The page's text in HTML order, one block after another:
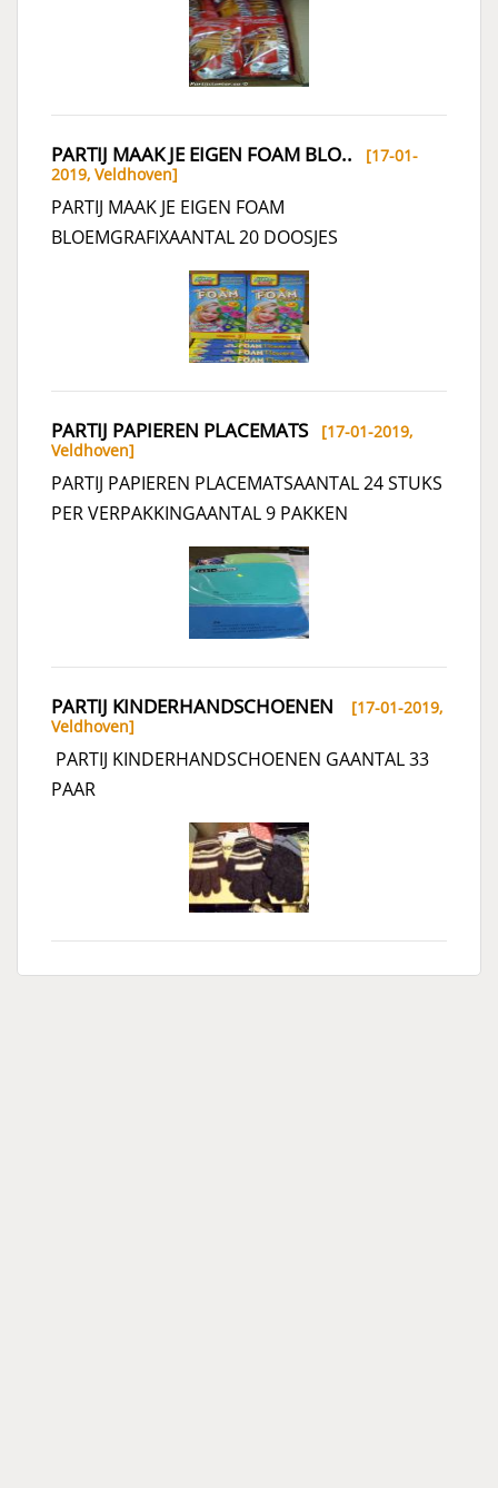
PARTIJ MAAK JE EIGEN FOAM BLO.. [17-01-
2019, Veldhoven]
PARTIJ MAAK JE EIGEN FOAM
BLOEMGRAFIXAANTAL 20 DOOSJES
PARTIJ PAPIEREN PLACEMATS[17-01-2019,
Veldhoven]
PARTIJ PAPIEREN PLACEMATSAANTAL 24 STUKS
PER VERPAKKINGAANTAL 9 PAKKEN
PARTIJ KINDERHANDSCHOENEN
[17-01-2019,
Veldhoven]
PARTIJ KINDERHANDSCHOENEN GAANTAL 33
PAAR